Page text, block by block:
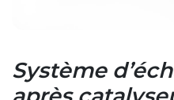
Système